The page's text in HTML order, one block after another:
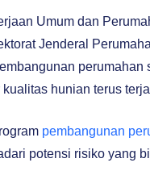
Umum dan
Jenderal
perumahan
hunian terus
pembangunan
potensi risiko yang